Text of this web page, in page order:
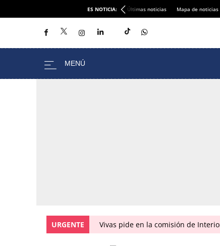
ES NOTICIA: Últimas noticias Mapa de noticias
URGENTE Vivas pide en la comisión de